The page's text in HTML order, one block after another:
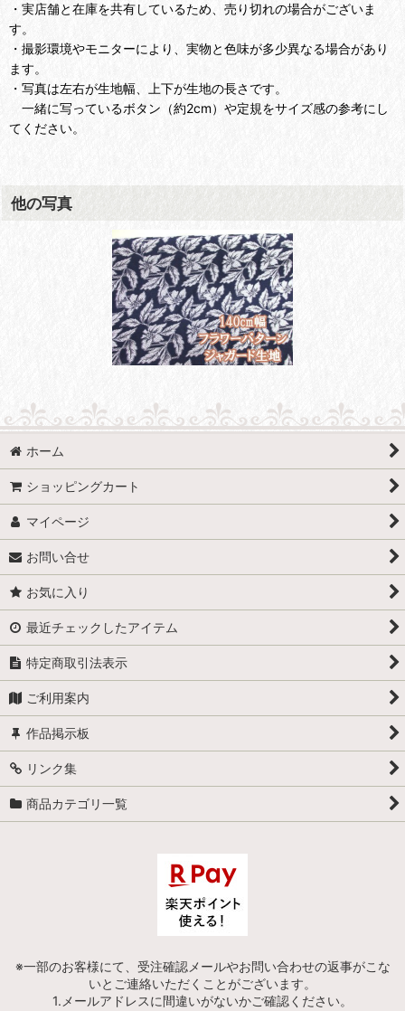
・実店舗と在庫を共有しているため、売り切れの場合がございま
す。
・撮影環境やモニターにより、実物と色味が多少異なる場合があり
ます。
・写真は左右が生地幅、上下が生地の長さです。
一緒に写っているボタン（約2cm）や定規をサイズ感の参考にし
てください。
他の写真
ホーム
ショッピングカート
マイページ
お問い合せ
お気に入り
最近チェックしたアイテム
特定商取引法表示
ご利用案内
作品掲示板
リンク集
商品カテゴリ一覧
※一部のお客様にて、受注確認メールやお問い合わせの返事がこな
いとご連絡いただくことがございます。
1.メールアドレスに間違いがないかご確認ください。